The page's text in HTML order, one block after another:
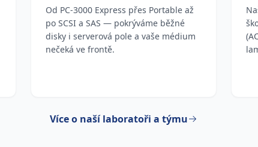
Od PC-3000 Express přes Portable až
po SCSI a SAS — pokrýváme běžné
disky i serverová pole a vaše médium
nečeká ve frontě.
Více o naší laboratoři a týmu